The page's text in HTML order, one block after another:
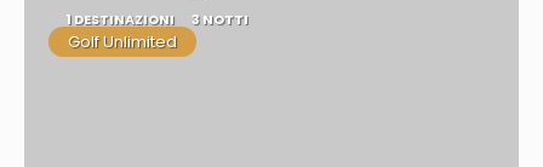
1 DESTINAZIONI 3 NOTTI
Golf Unlimited